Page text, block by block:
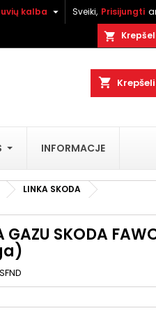
Sveiki, Prisijungti
kalba 
shopping_cart
shopping_cart
INFORMACJE
LINKA SKODA
GAZU SKODA